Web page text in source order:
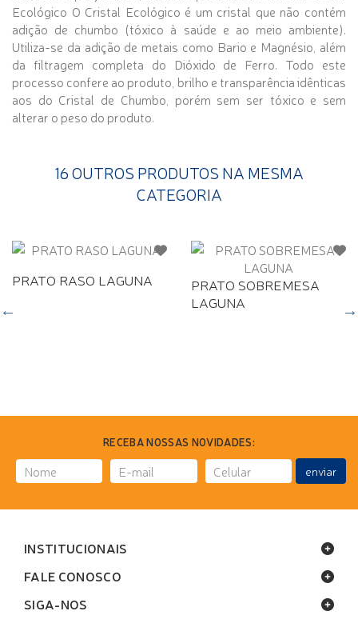
Ecológico O Cristal Ecológico é um cristal que não contém
adição de chumbo (tóxico à saúde e ao meio ambiente).
Utiliza-se da adição de metais como Bario e Magnésio, além
da filtragem completa do Dióxido de Ferro. Todo este
processo confere ao produto, brilho e transparência idênticas
aos do Cristal de Chumbo, porém sem ser tóxico e sem
alterar o peso do produto.
16 OUTROS PRODUTOS NA MESMA
CATEGORIA
PRATO RASO LAGUNA
PRATO SOBREMESA
LAGUNA
RECEBA NOSSAS NOVIDADES:
enviar
INSTITUCIONAIS
FALE CONOSCO
SIGA-NOS